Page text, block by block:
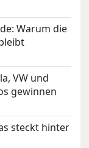
Warum die
VW und
gewinnen
steckt hinter